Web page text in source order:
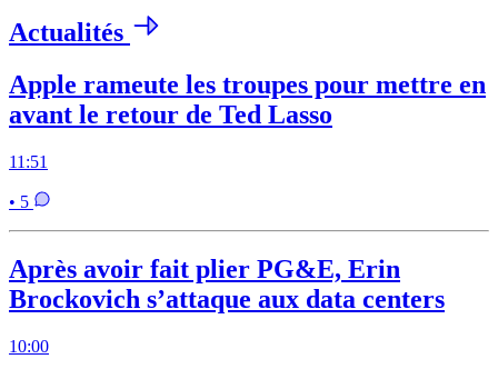
Actualités
Apple rameute les troupes pour mettre en
avant le retour de Ted Lasso
11:51
• 5
Après avoir fait plier PG&E, Erin
Brockovich s’attaque aux data centers
10:00